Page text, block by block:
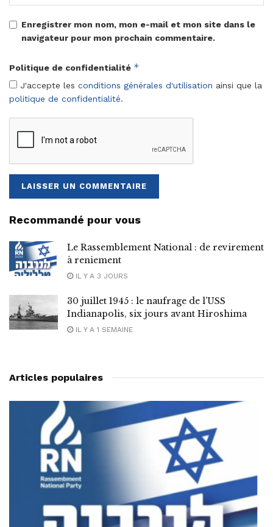
Enregistrer mon nom, mon e-mail et mon site dans le
navigateur pour mon prochain commentaire.
Politique de confidentialité *
J'accepte les conditions générales d'utilisation ainsi que la
politique de confidentialité.
Recommandé pour vous
Le Rassemblement National : de revirement
à reniement
IL Y A 3 JOURS
30 juillet 1945 : le naufrage de l’USS
Indianapolis, six jours avant Hiroshima
IL Y A 1 SEMAINE
Articles populaires